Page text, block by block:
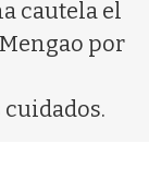
cautela el
por